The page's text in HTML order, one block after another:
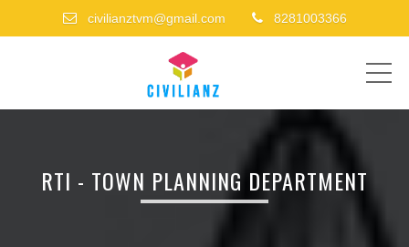
civilianztvm@gmail.com 8281003366
RTI - TOWN PLANNING DEPARTMENT